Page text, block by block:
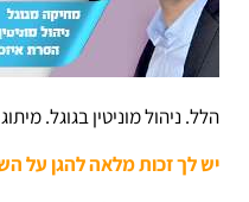
הלל. ניהול מוניטין בגוגל.
יש לך זכות מלאה להגן על